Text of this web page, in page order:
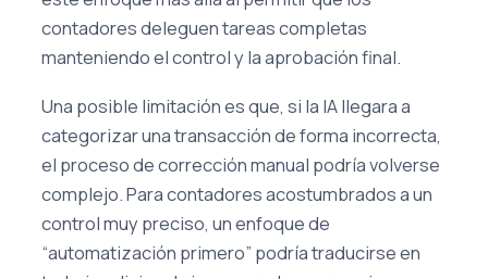
contadores deleguen tareas completas
manteniendo el control y la aprobación final.
Una posible limitación es que, si la IA llegara a
categorizar una transacción de forma incorrecta,
el proceso de corrección manual podría volverse
complejo. Para contadores acostumbrados a un
control muy preciso, un enfoque de
“automatización primero” podría traducirse en